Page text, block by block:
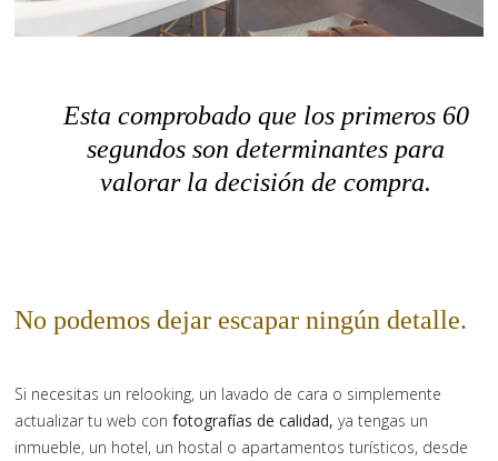
Esta comprobado que los primeros 60
segundos son determinantes para
valorar la decisión de compra.
No podemos dejar escapar ningún detalle.
Si necesitas un relooking, un lavado de cara o simplemente
actualizar tu web con fotografías de calidad, ya tengas un
inmueble, un hotel, un hostal o apartamentos turísticos, desde